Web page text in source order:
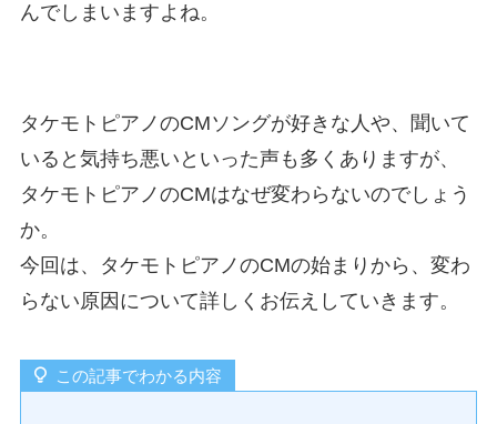
んでしまいますよね。
タケモトピアノのCMソングが好きな人や、聞いて
いると気持ち悪いといった声も多くありますが、
タケモトピアノのCMはなぜ変わらないのでしょう
か。
今回は、タケモトピアノのCMの始まりから、変わ
らない原因について詳しくお伝えしていきます。
この記事でわかる内容